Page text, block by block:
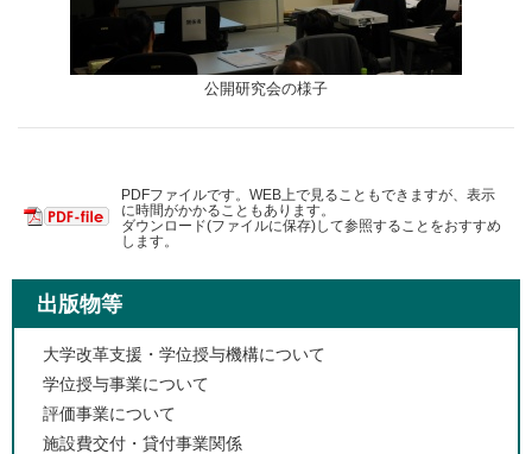
公開研究会の様子
PDFファイルです。WEB上で見ることもできますが、表示
に時間がかかることもあります。
ダウンロード(ファイルに保存)して参照することをおすすめ
します。
出版物等
大学改革支援・学位授与機構について
学位授与事業について
評価事業について
施設費交付・貸付事業関係